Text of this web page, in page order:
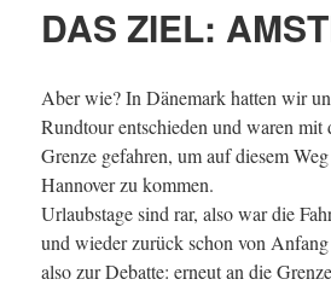
DAS ZIEL:
Aber wie? In Dänemark hatten wir
Rundtour entschieden und waren mit
Grenze gefahren, um auf diesem
Hannover zu kommen.
Urlaubstage sind rar, also war die
und wieder zurück schon von Anfang
also zur Debatte: erneut an die